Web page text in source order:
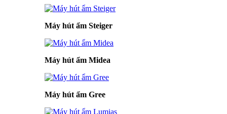
Máy hút ẩm Steiger
Máy hút ẩm Midea
Máy hút ẩm Gree